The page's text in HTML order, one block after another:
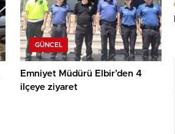
GÜNCEL
Emniyet Müdürü Elbir’den 4
ilçeye ziyaret